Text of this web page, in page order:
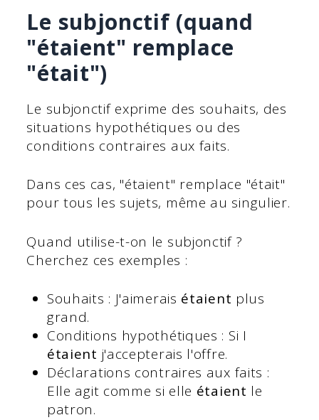
Le subjonctif (quand
"étaient" remplace
"était")
Le subjonctif exprime des souhaits, des
situations hypothétiques ou des
conditions contraires aux faits.
Dans ces cas, "étaient" remplace "était"
pour tous les sujets, même au singulier.
Quand utilise-t-on le subjonctif ?
Cherchez ces exemples :
Souhaits : J'aimerais étaient plus
grand.
Conditions hypothétiques : Si I
étaient j'accepterais l'offre.
Déclarations contraires aux faits :
Elle agit comme si elle étaient le
patron.